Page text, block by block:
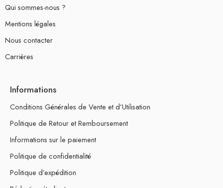
Qui sommes-nous ?
Mentions légales
Nous contacter
Carrières
Informations
Conditions Générales de Vente et d’Utilisation
Politique de Retour et Remboursement
Informations sur le paiement
Politique de confidentialité
Politique d’expédition